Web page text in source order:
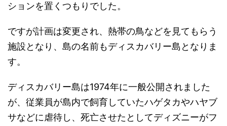
ションを置くつもりでした。
ですが計画は変更され、熱帯の鳥などを見てもらう
施設となり、島の名前もディスカバリー島となりま
す。
ディスカバリー島は1974年に一般公開されました
が、従業員が島内で飼育していたハゲタカやハヤブ
サなどに虐待し、死亡させたとしてディズニーがフ